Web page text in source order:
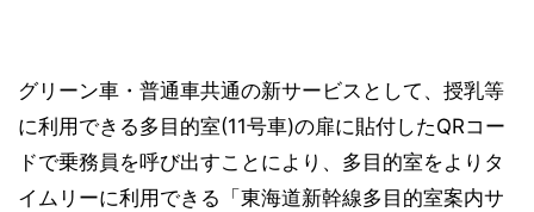
グリーン車・普通車共通の新サービスとして、授乳等
に利用できる多目的室(11号車)の扉に貼付したQRコー
ドで乗務員を呼び出すことにより、多目的室をよりタ
イムリーに利用できる「東海道新幹線多目的室案内サ